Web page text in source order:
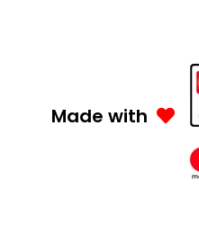
Made with